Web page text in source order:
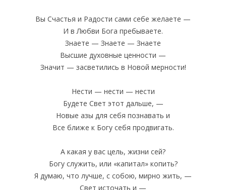
Вы Счастья и Радости сами себе желаете —
И в Любви Бога пребываете.
Знаете — Знаете — Знаете
Высшие духовные ценности —
Значит — засветились в Новой мерности!
Нести — нести — нести
Будете Свет этот дальше, —
Новые азы для себя познавать и
Все ближе к Богу себя продвигать.
А какая у вас цель, жизни сей?
Богу служить, или «капитал» копить?
Я думаю, что лучше, с собою, мирно жить, —
Свет источать и —